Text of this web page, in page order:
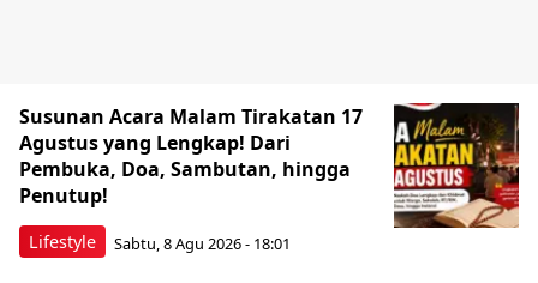
Lifestyle
Susunan Acara Malam Tirakatan 17
Agustus yang Lengkap! Dari
Pembuka, Doa, Sambutan, hingga
Penutup!
Sabtu, 8 Agu 2026 - 18:01